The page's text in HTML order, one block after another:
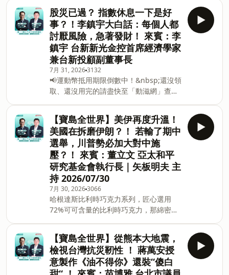
報導，英特爾的EMIB-T先進封裝技術良率
已突破九成，預計明年開始量產，成本只
要台積電（2330）Co
伴你在獨立思考中感受內心平靜。立即點
擊,走進《鮭音光園》,讓思考與旋律陪伴
你前行。 https://fstry.pse.is/9f4xew
—— 以上為 Firstory Podcast 廣告 ——
吉時保： https://fstry.pse.is/9ep3le 免
指定車牌、車型，用車前1小時投保，手
機投保5分鐘新安東京海上產險｜0800-
369-168｜104台北市中山區南京東路三
段130號8-13樓 —— 以上為 Firstory
Podcast 廣告 —— **氣象署最新路徑
曝！白海豚一路向西逼近 北北基桃宜侵襲
率逾3成**勞保基金上半年前十大持股出
爐 台積電居冠、占近五成**勞動基金前6
月大賺2.2兆 新制勞退分紅續創高達11.8
萬元**亞股大暴走！
股災已過？ 指數休息一下是好
事？！李鎮宇大白話：每個人都
討厭風險，急著發財！ 來賓：李
鎮宇 台新新光金控首席經濟學家
兼台新投顧副董事長
7月 31, 20263132
📢運動幣抵用期限倒數中！&nbsp;還沒領
取、還沒用完的請盡快至「動滋網」查
道可以在哪裡使用嗎？&nbsp;上「動滋
網」【合作店家】專區，全台五千多家合
作業者任你選，馬上來找適用地點！
&nbsp;➡️ https://fstry.pse.is/9epctc
&nbsp;&nbsp; —— 以上為 FMTaiwan
與 Firstory Podcast 廣告 —— 吉時保：
https://fstry.pse.is/9ep3le 免指定車
牌、車型，用車前1小時投保，手機投保5
分鐘新安東京海上產險｜0800-369-168｜
104台北市中山區南京東路三段130號8-
8月10號(星期一）14點30分到至15點間實
施演練。演習期間請
【寶島全世界】美伊再度升溫！
美國在拆磨伊朗？！ 若輸了期中
選舉，川普勢必加大對中施
壓？！ 來賓：董立文 亞太和平
研究基金會執行長｜矢板明夫 主
持 2026/07/30
7月 30, 20263066
哈根達斯比利時巧克力系列，匠心選用
72%可可含量的比利時巧克力，那綿密的
苦甜交織，完美呈現黑巧克力的濃郁香
醇，是專屬成熟大人系的奢華風味。
https://fstry.pse.is/9emm2k &nbsp;
—— 以上為 Firstory Podcast 廣告 ——
【寶島全世界】從熊本大地震，
檢視台灣抗災靭性 ！ 蔣萬安授
意製作《油不得你》還裝“傻白